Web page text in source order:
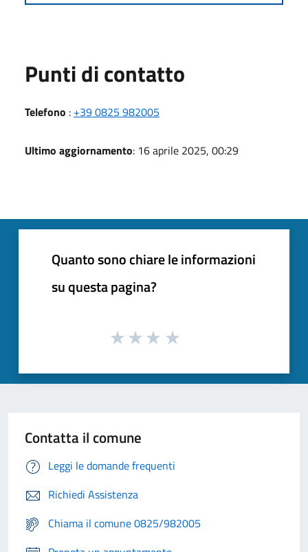
Punti di contatto
Telefono : +39 0825 982005
Ultimo aggiornamento: 16 aprile 2025, 00:29
Quanto sono chiare le informazioni
su questa pagina?
Contatta il comune
Leggi le domande frequenti
Richiedi Assistenza
Chiama il comune 0825/982005